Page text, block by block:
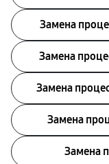
Замена
Замена
Замена
Замена
Замена